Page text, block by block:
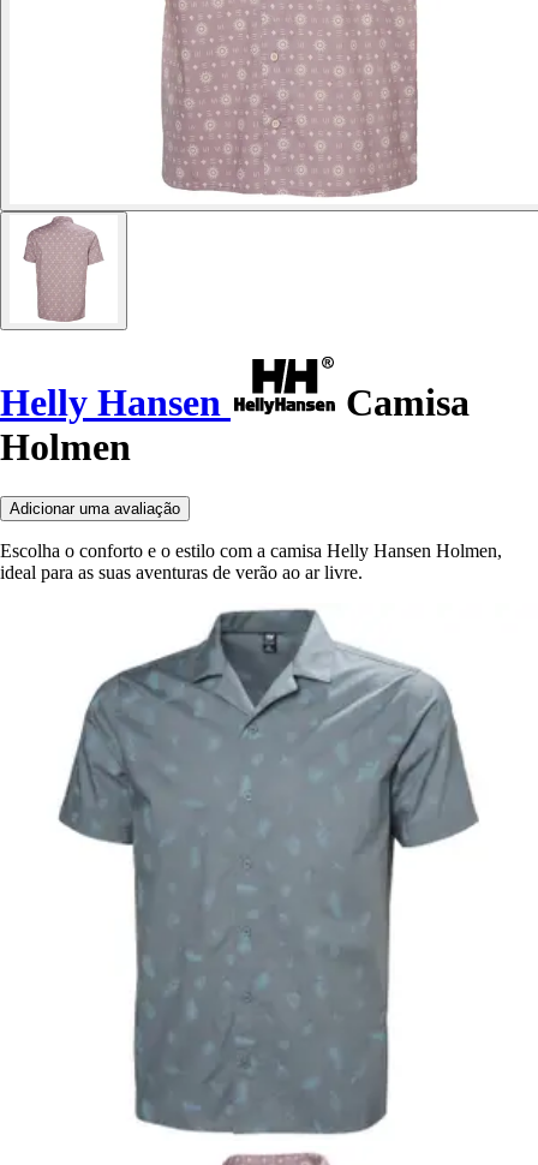
Helly Hansen
Camisa
Holmen
Adicionar uma avaliação
Escolha o conforto e o estilo com a camisa Helly Hansen Holmen,
ideal para as suas aventuras de verão ao ar livre.